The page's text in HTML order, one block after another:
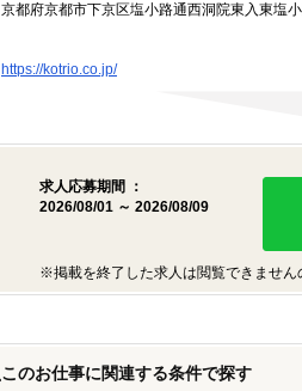
京都府京都市下京区塩小路通西洞院東入東塩
https://kotrio.co.jp/
求人応募期間 ：
2026/08/01 ～ 2026/08/09
※掲載を終了した求人は閲覧できません
このお仕事に関連する条件で探す